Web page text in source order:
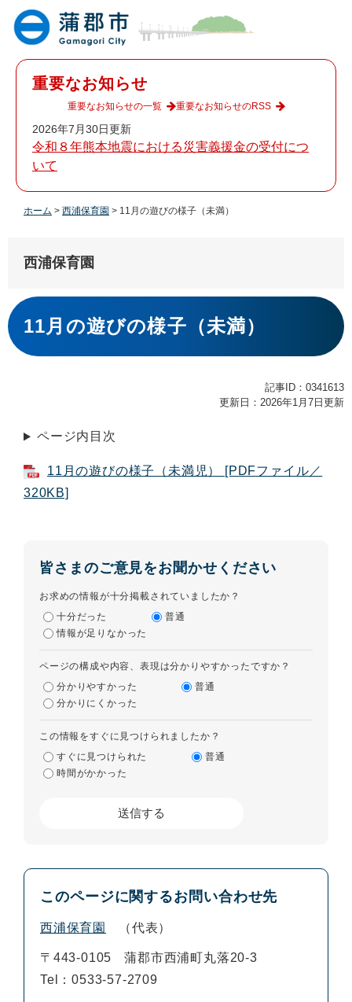
重要なお知らせ
2026年7月30日更新
令和８年熊本地震における災害義援金の受付につ
いて
重要なお知らせの一覧 重要なお知らせのRSS
ホーム > 西浦保育園 > 11月の遊びの様子（未満）
西浦保育園
本
文
11月の遊びの様子（未満）
記事ID：0341613
更新日：2026年1月7日更新
ページ内目次
11月の遊びの様子（未満児） [PDFファイル／
320KB]
皆さまのご意見をお聞かせください
お求めの情報が十分掲載されていましたか？
十分だった
普通
情報が足りなかった
ページの構成や内容、表現は分かりやすかったですか？
分かりやすかった
普通
分かりにくかった
この情報をすぐに見つけられましたか？
すぐに見つけられた
普通
時間がかかった
このページに関するお問い合わせ先
西浦保育園 代表
〒443-0105
蒲郡市西浦町丸落20-3
Tel：0533-57-2709